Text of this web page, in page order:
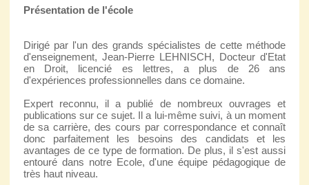
Présentation de l'école
Dirigé par l'un des grands spécialistes de cette méthode
d'enseignement, Jean-Pierre LEHNISCH, Docteur d'Etat
en Droit, licencié es lettres, a plus de 26 ans
d'expériences professionnelles dans ce domaine.
Expert reconnu, il a publié de nombreux ouvrages et
publications sur ce sujet. Il a lui-même suivi, à un moment
de sa carrière, des cours par correspondance et connaît
donc parfaitement les besoins des candidats et les
avantages de ce type de formation. De plus, il s'est aussi
entouré dans notre Ecole, d'une équipe pédagogique de
très haut niveau.